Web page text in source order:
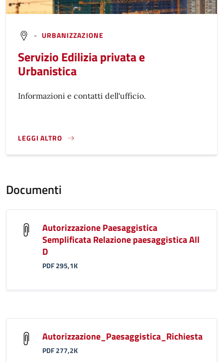
- URBANIZZAZIONE
Servizio Edilizia privata e
Urbanistica
Informazioni e contatti dell'ufficio.
LEGGI ALTRO
}
Documenti
Autorizzazione Paesaggistica
Semplificata Relazione paesaggistica All
D
PDF 295,1K
Autorizzazione_Paesaggistica_Richiesta
PDF 277,2K